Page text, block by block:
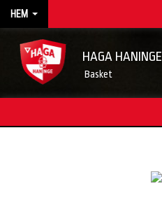
HEM
HAGA HANINGE
Basket